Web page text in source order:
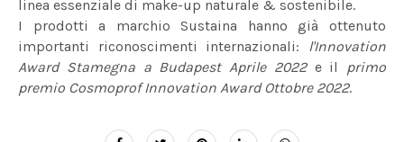
linea essenziale di make-up naturale & sostenibile.
I prodotti a marchio Sustaina hanno già ottenuto
importanti riconoscimenti internazionali: l'Innovation
Award Stamegna a Budapest Aprile 2022e il primo
premio Cosmoprof Innovation Award Ottobre 2022.